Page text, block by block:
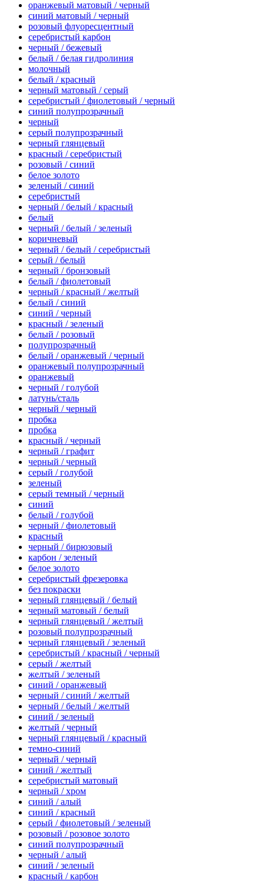
оранжевый матовый / черный
синий матовый / черный
розовый флуоресцентный
серебристый карбон
черный / бежевый
белый / белая гидролиния
молочный
белый / красный
черный матовый / серый
серебристый / фиолетовый / черный
синий полупрозрачный
черный
серый полупрозрачный
черный глянцевый
красный / серебристый
розовый / синий
белое золото
зеленый / синий
серебристый
черный / белый / красный
белый
черный / белый / зеленый
коричневый
черный / белый / серебристый
серый / белый
черный / бронзовый
белый / фиолетовый
черный / красный / желтый
белый / синий
синий / черный
красный / зеленый
белый / розовый
полупрозрачный
белый / оранжевый / черный
оранжевый полупрозрачный
оранжевый
черный / голубой
латунь/сталь
черный / черный
пробка
пробка
красный / черный
черный / графит
черный / черный
серый / голубой
зеленый
серый темный / черный
синий
белый / голубой
черный / фиолетовый
красный
черный / бирюзовый
карбон / зеленый
белое золото
серебристый фрезеровка
без покраски
черный глянцевый / белый
черный матовый / белый
черный глянцевый / желтый
розовый полупрозрачный
черный глянцевый / зеленый
серебристый / красный / черный
серый / желтый
желтый / зеленый
синий / оранжевый
черный / синий / желтый
черный / белый / желтый
синий / зеленый
желтый / черный
черный глянцевый / красный
темно-синий
черный / черный
синий / желтый
серебристый матовый
черный / хром
синий / алый
синий / красный
серый / фиолетовый / зеленый
розовый / розовое золото
синий полупрозрачный
черный / алый
синий / зеленый
красный / карбон